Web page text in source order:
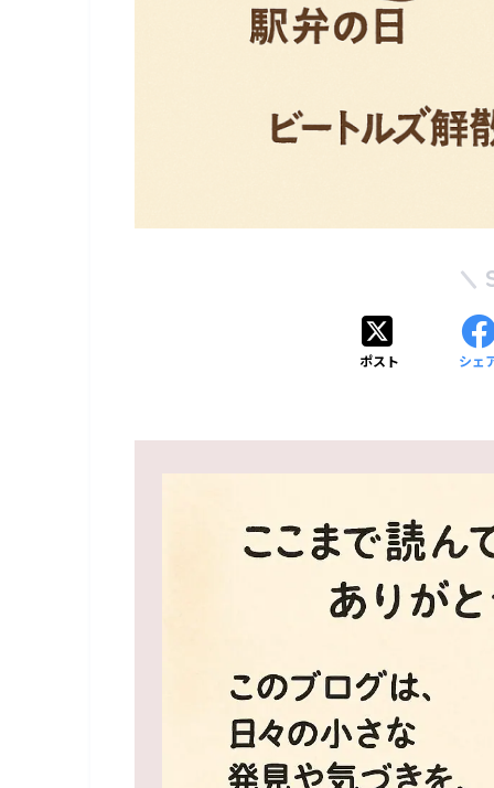
ポスト シェ